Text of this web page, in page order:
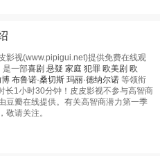
影视(www.pipigui.net)提供免费在线观
是一部喜剧 悬疑 家庭 犯罪 欧美剧 欧
博 布鲁诺·桑切斯 玛丽·德纳尔诺 等领衔
长1小时30分钟！皮皮影视不参与高智商
豆瓣在线提供。有关高智商潜力第一季
敬请关注。